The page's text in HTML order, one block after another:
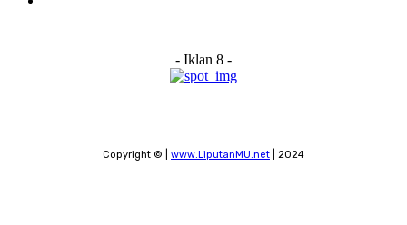
- Iklan 8 -
Copyright © | www.LiputanMU.net | 2024